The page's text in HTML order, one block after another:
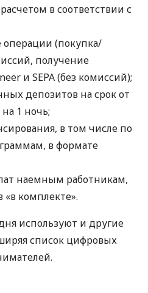
в соответствии с
(покупка/
получение
и SEPA (без комиссий);
депозитов на срок от
1 ночь;
в том числе по
в формате
наемным работникам,
«в комплекте».
используют и другие
список цифровых